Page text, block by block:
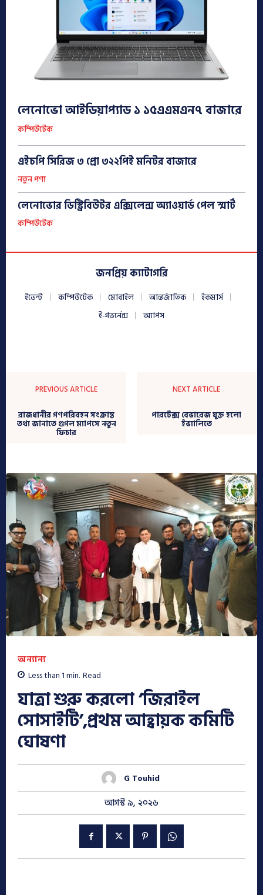
লেনোভো আইডিয়াপ্যাড ১ ১৫এএমএন৭ বাজারে
কম্পিউটেক
এইচপি সিরিজ ৩ প্রো ৩২২পিই মনিটর বাজারে
নতুন পণ্য
লেনোভোর ডিস্ট্রিবিউটর এক্সিলেন্স অ্যাওয়ার্ড পেল স্মার্ট
কম্পিউটেক
জনপ্রিয় ক্যাটাগরি
ইভেন্ট কম্পিউটেক মোবাইল আন্তর্জাতিক
ইকমার্স
ই-গভর্নেন্স
অ্যাপস
PREVIOUS ARTICLE
রাজধানীর গণপরিবহন সংক্রান্ত
তথ্য জানাতে গুগল ম্যাপসে নতুন
ফিচার
NEXT ARTICLE
পারটেক্স বেভারেজ যুক্ত হলো
ইভ্যালিতে